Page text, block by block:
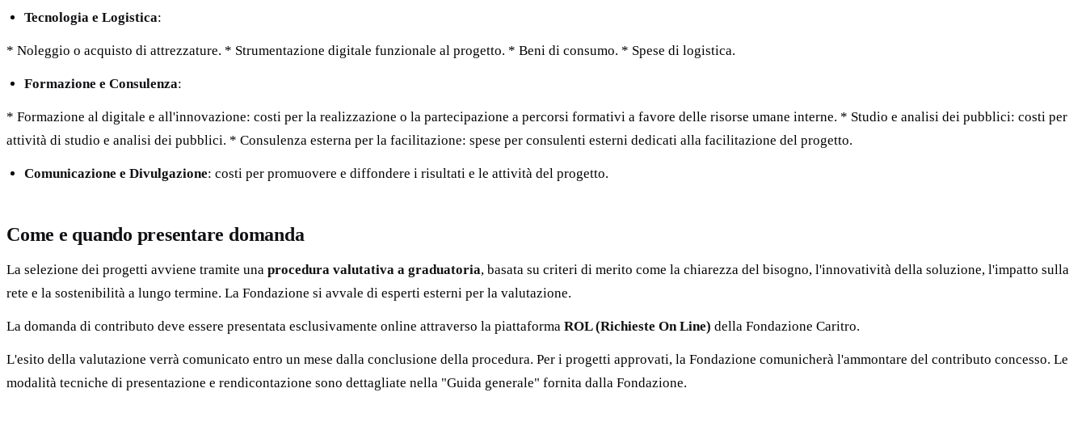
Tecnologia e Logistica:
* Noleggio o acquisto di attrezzature. * Strumentazione digitale funzionale al progetto. * Beni di consumo. * Spese di logistica.
Formazione e Consulenza:
* Formazione al digitale e all'innovazione: costi per la realizzazione o la partecipazione a percorsi formativi a favore delle risorse umane interne. * Studio e analisi dei pubblici: costi per
attività di studio e analisi dei pubblici. * Consulenza esterna per la facilitazione: spese per consulenti esterni dedicati alla facilitazione del progetto.
Comunicazione e Divulgazione: costi per promuovere e diffondere i risultati e le attività del progetto.
Come e quando presentare domanda
La selezione dei progetti avviene tramite una procedura valutativa a graduatoria, basata su criteri di merito come la chiarezza del bisogno, l'innovatività della soluzione, l'impatto sulla
rete e la sostenibilità a lungo termine. La Fondazione si avvale di esperti esterni per la valutazione.
La domanda di contributo deve essere presentata esclusivamente online attraverso la piattaforma ROL (Richieste On Line) della Fondazione Caritro.
L'esito della valutazione verrà comunicato entro un mese dalla conclusione della procedura. Per i progetti approvati, la Fondazione comunicherà l'ammontare del contributo concesso. Le
modalità tecniche di presentazione e rendicontazione sono dettagliate nella "Guida generale" fornita dalla Fondazione.